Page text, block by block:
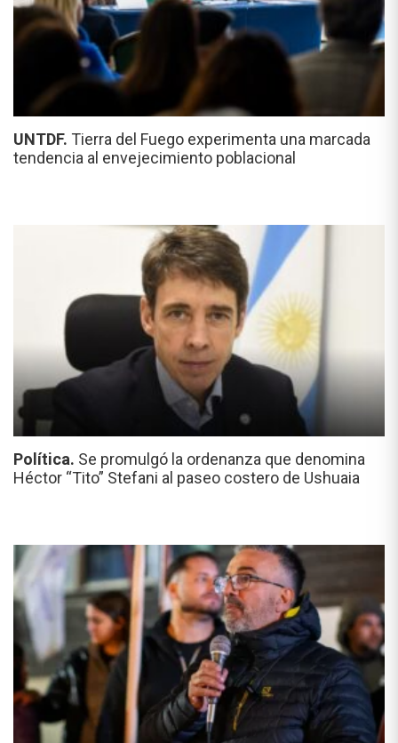
UNTDF. Tierra del Fuego experimenta una marcada
tendencia al envejecimiento poblacional
Política. Se promulgó la ordenanza que denomina
Héctor “Tito” Stefani al paseo costero de Ushuaia